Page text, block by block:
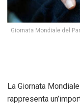
Giornata Mondiale del
La Giornata
rappresenta